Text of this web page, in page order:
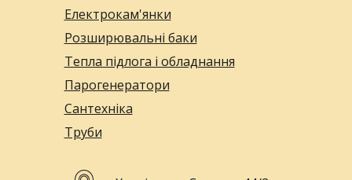
Електрокам'янки
Розширювальні баки
Тепла підлога і обладнання
Парогенератори
Сантехніка
Труби